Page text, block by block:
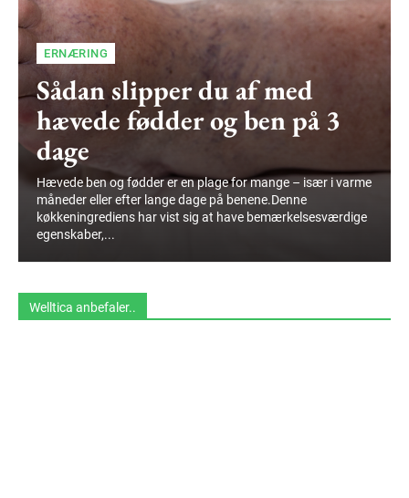
ERNÆRING
Sådan slipper du af med
hævede fødder og ben på 3
dage
Hævede ben og fødder er en plage for mange – især i varme
måneder eller efter lange dage på benene.Denne
køkkeningrediens har vist sig at have bemærkelsesværdige
egenskaber,...
Welltica anbefaler..